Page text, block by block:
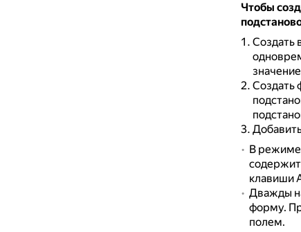
Чтобы
Создать
Создать
В режиме
содержит
клавиши
Дважды
форму.
полем.